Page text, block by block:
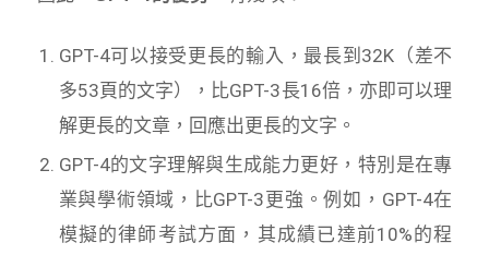
GPT-4可以接受更長的輸入，最長到32K（差不
多53頁的文字），比GPT-3長16倍，亦即可以理
解更長的文章，回應出更長的文字。
GPT-4的文字理解與生成能力更好，特別是在專
業與學術領域，比GPT-3更強。例如，GPT-4在
模擬的律師考試方面，其成績已達前10%的程